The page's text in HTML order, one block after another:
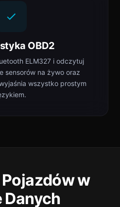
OBD2
ELM327 i odczytuj
sensorów na żywo oraz
wszystko prostym
w
Danych